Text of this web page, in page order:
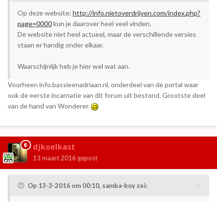
Op deze website: http://info.nietoverdrijven.com/index.php?
page=0000kun je daarover heel veel vinden.
De website niet heel actueel, maar de verschillende versies
staan er handig onder elkaar.
Waarschijnlijk heb je hier wel wat aan.
Voorheen info.bassieenadriaan.nl, onderdeel van de portal waar
ook de eerste incarnatie van dit forum uit bestond. Grootste deel
van de hand van Wonderer.
djkoelkast
13 maart 2016 gepost
Op 13-3-2016 om 00:10, samba-boy zei: